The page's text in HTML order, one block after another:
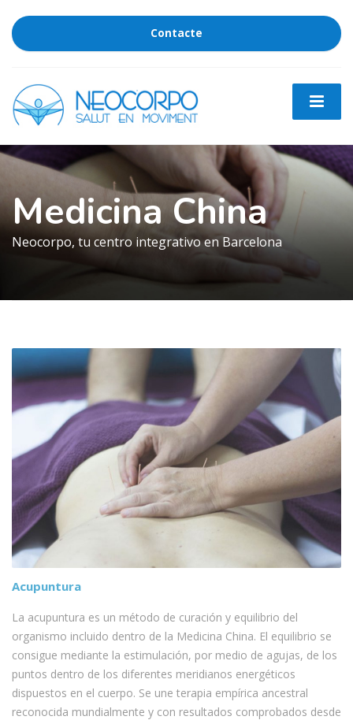
Contacte
Medicina China
Neocorpo, tu centro integrativo en Barcelona
Acupuntura
La acupuntura es un método de curación y equilibrio del
organismo incluido dentro de la Medicina China. El equilibrio se
consigue mediante la estimulación, por medio de agujas, de los
puntos dentro de los diferentes meridianos energéticos
dispuestos en el cuerpo. Se une terapia empírica ancestral
reconocida mundialmente y con resultados comprobados desde